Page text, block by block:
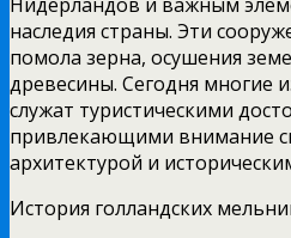
наследия страны. Эти
помола зерна, осушения
древесины. Сегодня многие
служат туристическими
привлекающими внимание
архитектурой и
История голландских